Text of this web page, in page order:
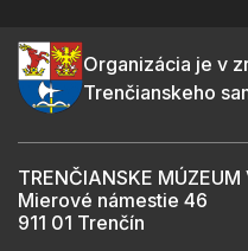
Organizácia je v
Trenčianskeho
TRENČIANSKE MÚZEUM
Mierové námestie 46
911 01 Trenčín